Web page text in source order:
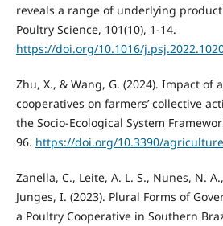
reveals a range of underlying
Poultry Science, 101(10), 1-14.
https://doi.org/10.1016/
Zhu, X., & Wang, G. (2024). Impact of
cooperatives on farmers’ collective
the Socio-Ecological System
96. https://doi.org/10.3390/
Zanella, C., Leite, A. L. S., Nunes, N.
Junges, I. (2023). Plural Forms of
a Poultry Cooperative in Southern